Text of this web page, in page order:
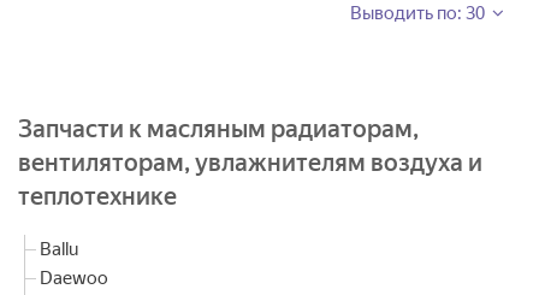
Выводить по: 30
Запчасти к масляным радиаторам,
вентиляторам, увлажнителям воздуха и
теплотехнике
Ballu
Daewoo